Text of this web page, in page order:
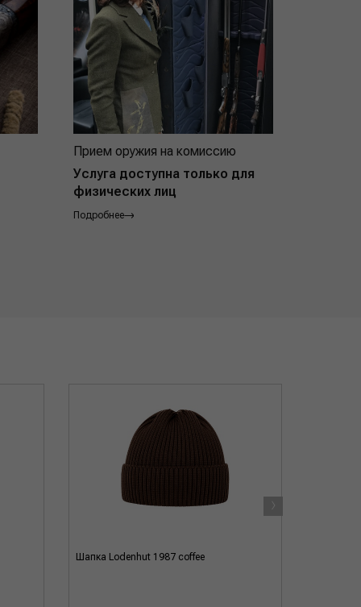
Прием оружия на комиссию
Услуга доступна только для
физических лиц
Подробнее
Шапка Lodenhut 1987 coffee
›